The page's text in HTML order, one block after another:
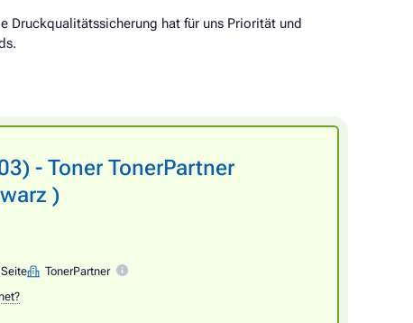
Druckqualitätssicherung hat für uns Priorität und
- Toner TonerPartner
)
TonerPartner